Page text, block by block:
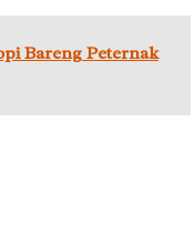
Bareng Peternak